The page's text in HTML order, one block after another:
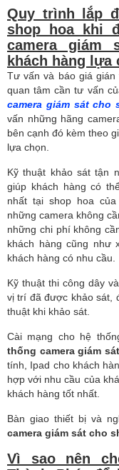
Quy trình lắp
shop hoa khi
camera giám
khách hàng lựa
Tư vấn và báo giá
quan tâm cần tư vấn
camera giám sát cho
vấn những hãng
bên cạnh đó kèm theo
lựa chọn.
Kỹ thuật khảo sát tận
giúp khách hàng có
nhất tại shop hoa
những camera không
những chi phí không
khách hàng cũng như
khách hàng có nhu cầu.
Kỹ thuật thi công dây và
vị trí đã được khảo sát,
thuật khi khảo sát.
Cài mạng cho hệ
thống camera giám
tính, Ipad cho khách
hợp với nhu cầu của
khách hàng tốt nhất.
Bàn giao thiết bị và
camera giám sát cho
Vì sao nên